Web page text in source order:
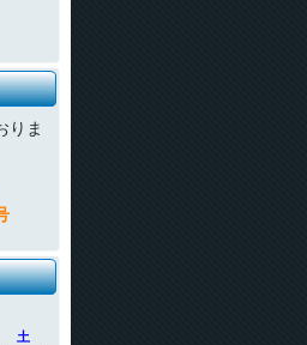
りま
土